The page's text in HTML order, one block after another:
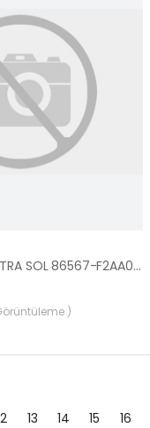
HAVA KANALI ELANTRA SOL 86567-F2AA0-HMC
)
13 14 15 16